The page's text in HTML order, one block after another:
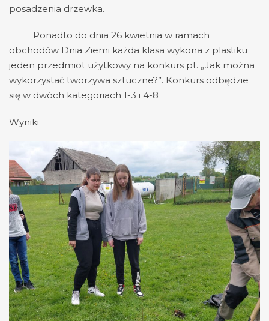
posadzenia drzewka.
Ponadto do dnia 26 kwietnia w ramach
obchodów Dnia Ziemi każda klasa wykona z plastiku
jeden przedmiot użytkowy na konkurs pt. „Jak można
wykorzystać tworzywa sztuczne?”. Konkurs odbędzie
się w dwóch kategoriach 1-3 i 4-8
Wyniki